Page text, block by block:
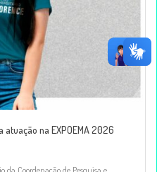
na EXPOEMA 2026